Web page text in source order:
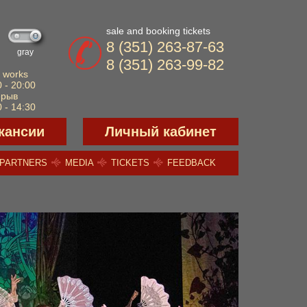
gray
works
- 20:00
- 14:30
sale and booking tickets
8 (351) 263-87-63
8 (351) 263-99-82
Личный кабинет
MEDIA TICKETS FEEDBACK